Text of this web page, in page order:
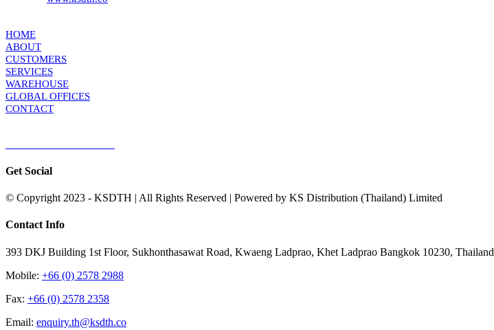
HOME
ABOUT
CUSTOMERS
SERVICES
WAREHOUSE
GLOBAL OFFICES
CONTACT
Get Social
© Copyright 2023 - KSDTH | All Rights Reserved | Powered by KS Distribution (Thailand) Limited
Toggle
Bar
Contact Info
393 DKJ Building 1st Floor, Sukhonthasawat Road, Kwaeng Ladprao, Khet Ladprao Bangkok 10230, Thailand
Mobile: +66 (0) 2578 2988
Fax: +66 (0) 2578 2358
Email: enquiry.th@ksdth.co